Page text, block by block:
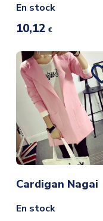
En stock
10,12 €
Cardigan Nagai
En stock